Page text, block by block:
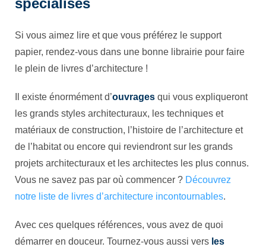
spécialisés
Si vous aimez lire et que vous préférez le support
papier, rendez-vous dans une bonne librairie pour faire
le plein de livres d’architecture !
Il existe énormément d’ouvrages qui vous expliqueront
les grands styles architecturaux, les techniques et
matériaux de construction, l’histoire de l’architecture et
de l’habitat ou encore qui reviendront sur les grands
projets architecturaux et les architectes les plus connus.
Vous ne savez pas par où commencer ? Découvrez
notre liste de livres d’architecture incontournables.
Avec ces quelques références, vous avez de quoi
démarrer en douceur. Tournez-vous aussi vers les